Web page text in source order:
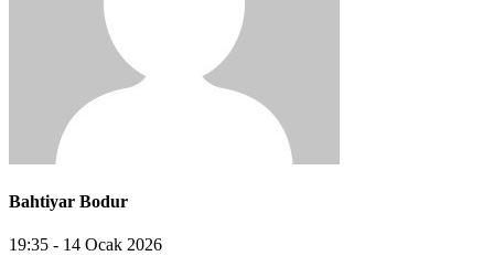
Bahtiyar Bodur
19:35 - 14 Ocak 2026